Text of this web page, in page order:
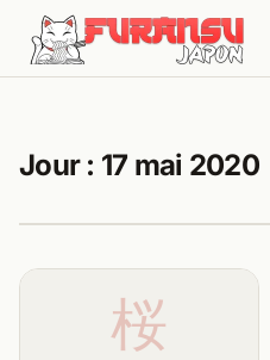
Aller au contenu
Jour : 17 mai 2020
桜